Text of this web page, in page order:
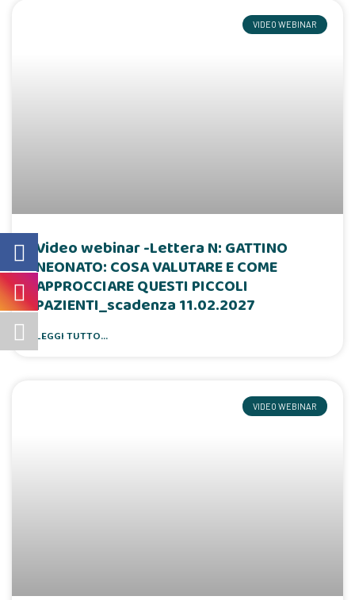
VIDEO WEBINAR
Video webinar -Lettera N: GATTINO
NEONATO: COSA VALUTARE E COME
APPROCCIARE QUESTI PICCOLI
PAZIENTI_scadenza 11.02.2027
LEGGI TUTTO...
VIDEO WEBINAR